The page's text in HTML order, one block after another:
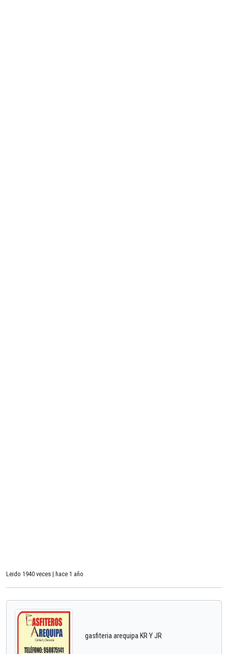
Leido 1940 veces | hace 1 año
gasfiteria arequipa KR Y JR